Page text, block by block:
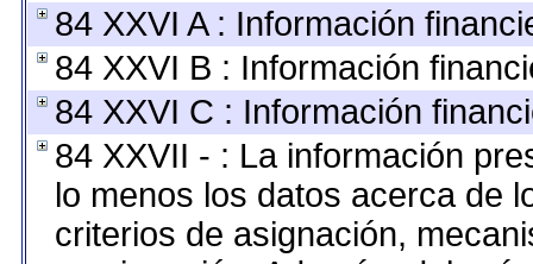
84 XXVI A : Información
84 XXVI B : Información
84 XXVI C : Información
84 XXVII - : La información
lo menos los datos acerca de
criterios de asignación,